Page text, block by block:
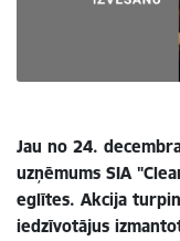
Jau no 24.
uzņēmums SIA
eglītes. Akcija
iedzīvotājus